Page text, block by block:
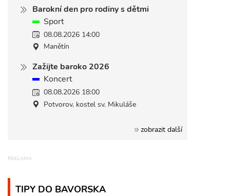
Barokní den pro rodiny s dětmi
Sport
08.08.2026 14:00
Manětín
Zažijte baroko 2026
Koncert
08.08.2026 18:00
Potvorov, kostel sv. Mikuláše
zobrazit další
TIPY DO BAVORSKA